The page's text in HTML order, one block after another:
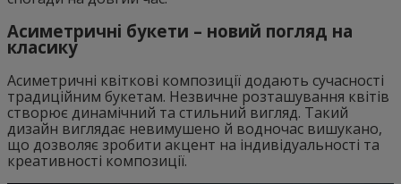
Асиметричні букети – новий погляд на
класику
Асиметричні квіткові композиції додають сучасності
традиційним букетам. Незвичне розташування квітів
створює динамічний та стильний вигляд. Такий
дизайн виглядає невимушено й водночас вишукано,
що дозволяє зробити акцент на індивідуальності та
креативності композиції.